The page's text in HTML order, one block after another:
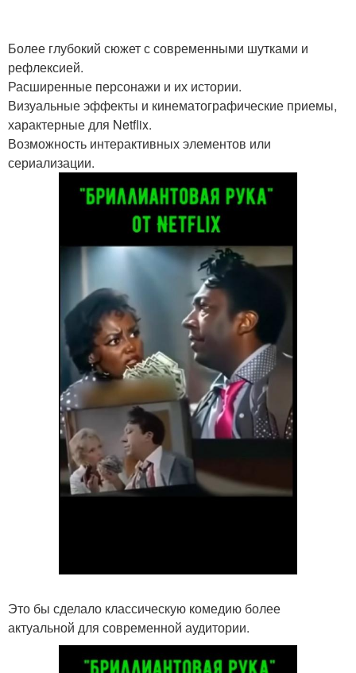
Более глубокий сюжет с современными шутками и
рефлексией.
Расширенные персонажи и их истории.
Визуальные эффекты и кинематографические приемы,
характерные для Netflix.
Возможность интерактивных элементов или
сериализации.
Это бы сделало классическую комедию более
актуальной для современной аудитории.